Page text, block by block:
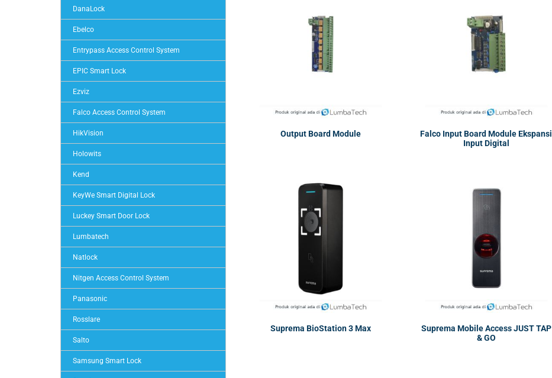
DanaLock
Ebelco
Entrypass Access Control System
EPIC Smart Lock
Ezviz
Falco Access Control System
HikVision
Holowits
Kend
KeyWe Smart Digital Lock
Luckey Smart Door Lock
Lumbatech
Natlock
Nitgen Access Control System
Panasonic
Rosslare
Salto
Samsung Smart Lock
Output Board Module
Falco Input Board Module Ekspansi
Input Digital
Suprema BioStation 3 Max
Suprema Mobile Access JUST TAP
& GO